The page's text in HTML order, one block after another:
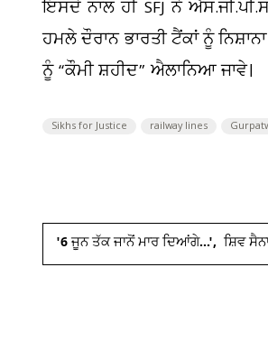
ਇਸਦੇ ਨਾਲ ਹੀ SFJ ਨੇ
ਹਮਲੇ ਦੌਰਾਨ ਭਾਰਤੀ ਟੈਂਕਾਂ ਨੂੰ
ਨੂੰ “ਕੌਮੀ ਸ਼ਹੀਦ” ਐਲਾਨਿਆ ਜਾਵੇ।
Sikhs for Justice railway lines
'6 ਜੂਨ ਤੱਕ ਜਾਨੋਂ ਮਾਰ ਦਿਆਂਗੇ...', ਸ਼ਿਵ